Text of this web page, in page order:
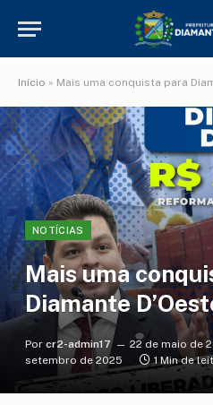
Início » Mais uma conquista para
NOTÍCIAS
Mais uma
Diamante
Por cr2-admin17 22 de maio de
setembro de 2025
1 Min de